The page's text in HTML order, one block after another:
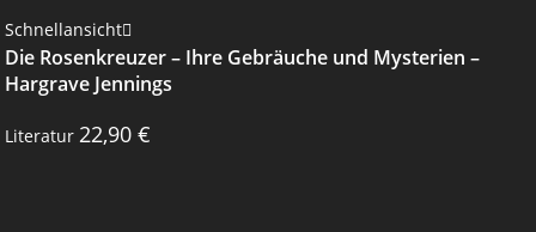
Schnellansicht
Die Rosenkreuzer – Ihre Gebräuche und Mysterien –
Hargrave Jennings
Literatur 22,90 €